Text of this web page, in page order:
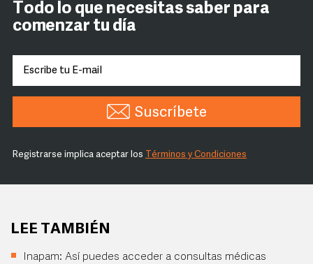
Todo lo que necesitas saber para
comenzar tu día
Suscríbete
Registrarse implica aceptar los Términos y Condiciones
LEE TAMBIÉN
Inapam: Así puedes acceder a consultas médicas